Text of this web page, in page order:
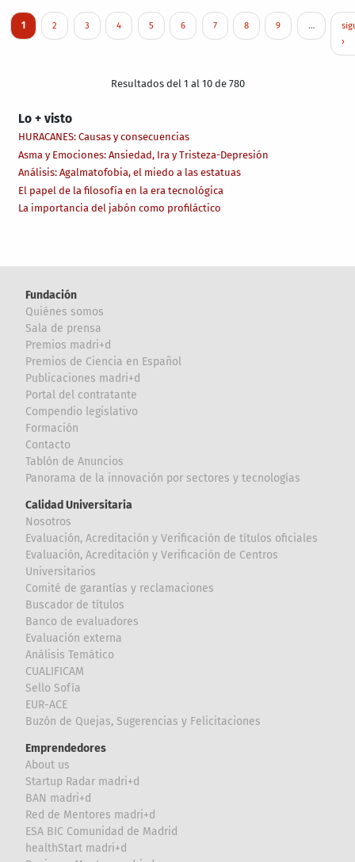
Lo + visto
HURACANES: Causas y consecuencias
Asma y Emociones: Ansiedad, Ira y Tristeza-Depresión
Análisis: Agalmatofobia, el miedo a las estatuas
El papel de la filosofía en la era tecnológica
La importancia del jabón como profiláctico
Paginación
Página actual
1 Page
2 Page
3 Page
4 Page
5 Page
6 Page
7 Page
8 Page
9 …
›
Resultados del 1 al 10 de 780
Fundación
Quiénes somos
Sala de prensa
Premios madri+d
Premios de Ciencia en Español
Publicaciones madri+d
Portal del contratante
Compendio legislativo
Formación
Contacto
Tablón de Anuncios
Panorama de la innovación por sectores y tecnologías
Calidad Universitaria
Nosotros
Evaluación, Acreditación y Verificación de títulos oficiales
Evaluación, Acreditación y Verificación de Centros
Universitarios
Comité de garantías y reclamaciones
Buscador de títulos
Banco de evaluadores
Evaluación externa
Análisis Temático
CUALIFICAM
Sello Sofía
EUR-ACE
Buzón de Quejas, Sugerencias y Felicitaciones
Emprendedores
About us
Startup Radar madri+d
BAN madri+d
Red de Mentores madri+d
ESA BIC Comunidad de Madrid
healthStart madri+d